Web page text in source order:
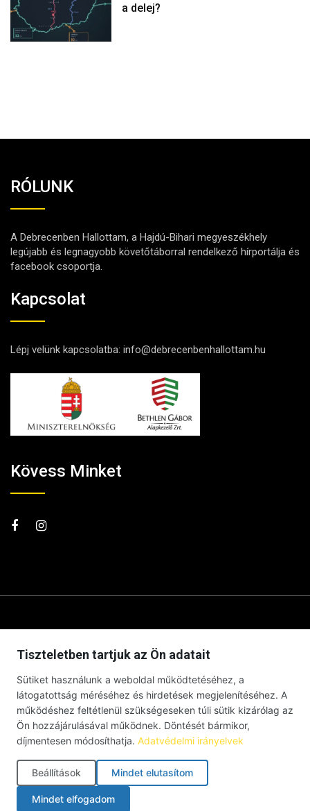
a delej?
RÓLUNK
A Debrecenben Hallottam, a Hajdú-Bihari megyeszékhely
legújabb és legnagyobb követőtáborral rendelkező hírportálja és
facebook csoportja.
Kapcsolat
Lépj velünk kapcsolatba: info@debrecenbenhallottam.hu
Kövess Minket
© Debrecenben Hallottam – Minden jog fenntartva – 2026 |
Impresszum
| Adatkezelési tájékoztató |
Cookie-beállítások
Tiszteletben tartjuk az Ön adatait
Sütiket használunk a weboldal működtetéséhez, a
látogatottság méréséhez és hirdetések megjelenítéséhez. A
működéshez feltétlenül szükségeseken túli sütik kizárólag az
Ön hozzájárulásával működnek. Döntését bármikor,
díjmentesen módosíthatja. Adatvédelmi irányelvek
Beállítások Mindet elutasítom
Mindet elfogadom